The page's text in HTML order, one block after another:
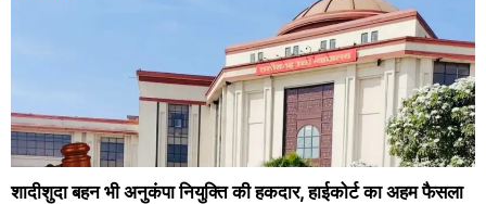
शादीशुदा बहन भी अनुकंपा नियुक्ति की हकदार, हाईकोर्ट का अहम फैसला